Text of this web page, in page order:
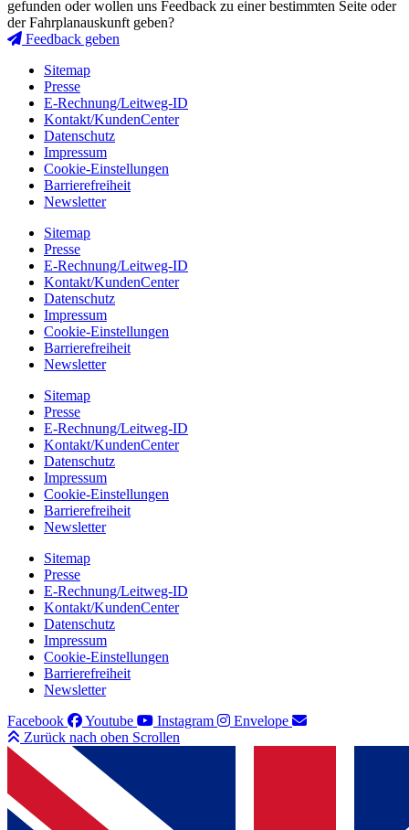
gefunden oder wollen uns Feedback zu einer bestimmten Seite oder
der Fahrplanauskunft geben?
Feedback geben
Sitemap
Presse
E-Rechnung/Leitweg-ID
Kontakt/KundenCenter
Datenschutz
Impressum
Cookie-Einstellungen
Barrierefreiheit
Newsletter
Sitemap
Presse
E-Rechnung/Leitweg-ID
Kontakt/KundenCenter
Datenschutz
Impressum
Cookie-Einstellungen
Barrierefreiheit
Newsletter
Sitemap
Presse
E-Rechnung/Leitweg-ID
Kontakt/KundenCenter
Datenschutz
Impressum
Cookie-Einstellungen
Barrierefreiheit
Newsletter
Sitemap
Presse
E-Rechnung/Leitweg-ID
Kontakt/KundenCenter
Datenschutz
Impressum
Cookie-Einstellungen
Barrierefreiheit
Newsletter
Facebook
Youtube Instagram
Envelope
Zurück nach oben Scrollen